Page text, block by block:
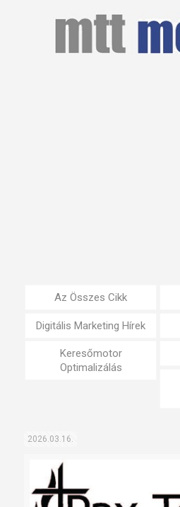
Az Összes Cikk
Digitális Marketing Hírek
Keresőmotor
Optimalizálás
2026.03.16.